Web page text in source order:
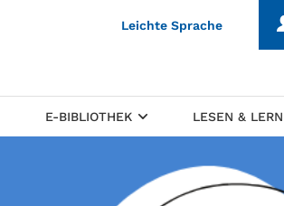
Leichte Sprache
E-BIBLIOTHEK LESEN &